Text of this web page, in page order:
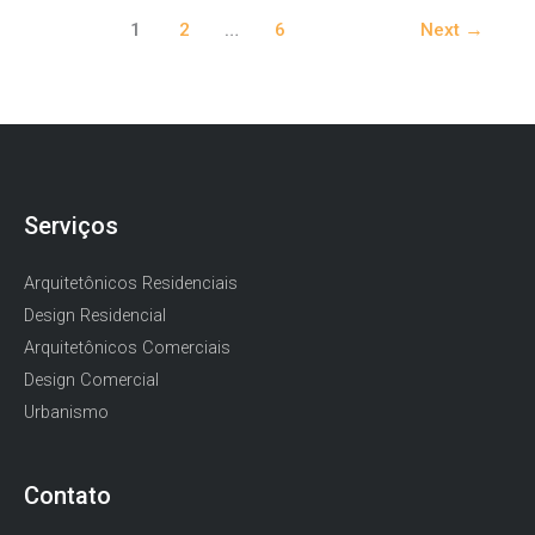
1 2 … 6 Next →
Serviços
Arquitetônicos Residenciais
Design Residencial
Arquitetônicos Comerciais
Design Comercial
Urbanismo
Contato